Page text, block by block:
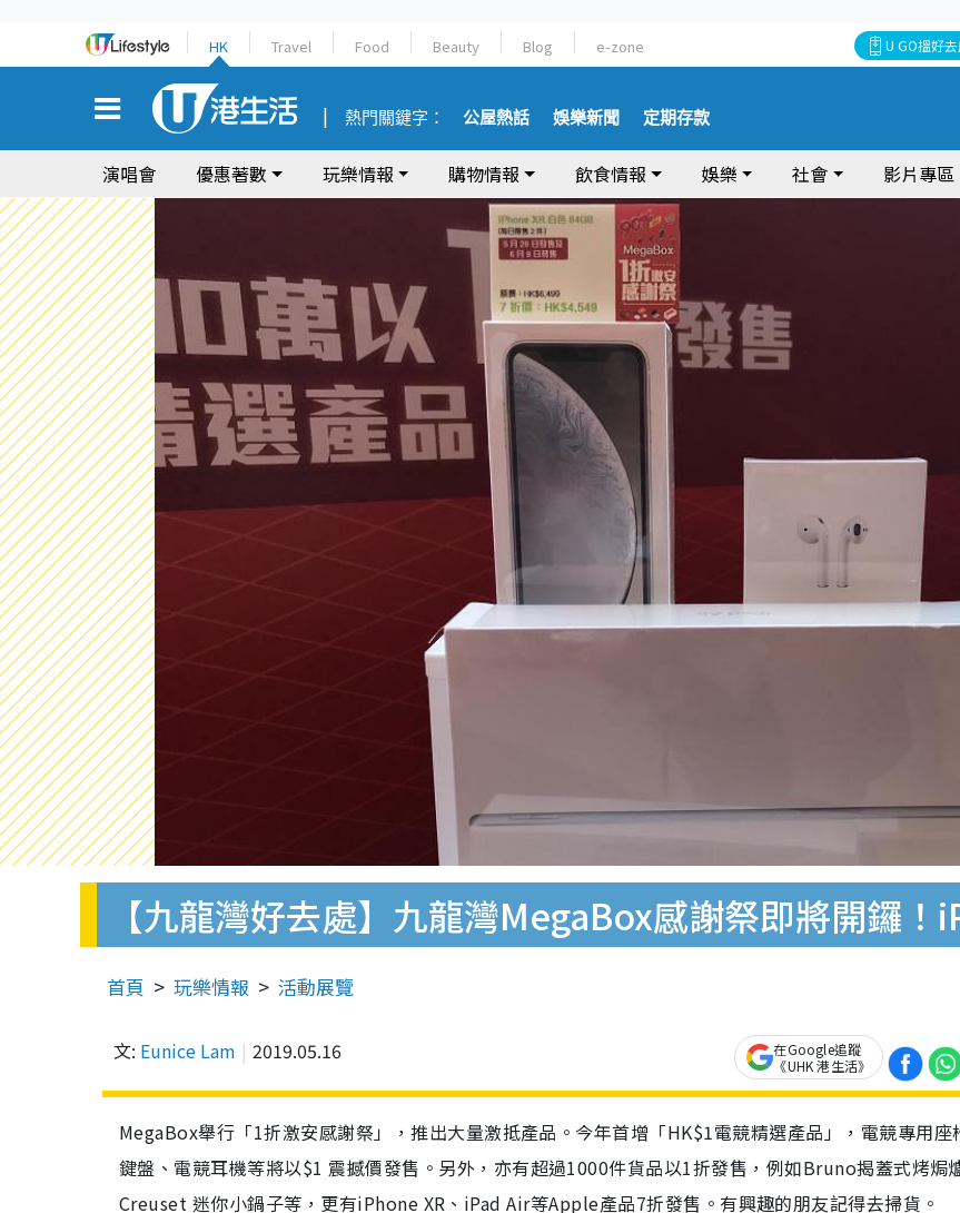
HK Travel Food Beauty Blog e-zone U GO搵好
熱門關鍵字： 公屋熱話 娛樂新聞 定期存款
演唱會 優惠著數 玩樂情報 購物情報 飲食情報 娛樂 社會 影片專區
【九龍灣好去處】九龍灣MegaBox感謝祭即將開鑼
首頁 玩樂情報 活動展覽
文: Eunice Lam 2019.05.16
在Google追蹤
《UHK 港生活》
MegaBox舉行「1折激安感謝祭」，推出大量激抵產品。今年首增「HK$1電競精選產品」，電競專用座
鍵盤、電競耳機等將以$1 震撼價發售。另外，亦有超過1000件貨品以1折發售，例如Bruno揭蓋式烤焗
Creuset 迷你小鍋子等，更有iPhone XR、iPad Air等Apple產品7折發售。有興趣的朋友記得去掃貨。